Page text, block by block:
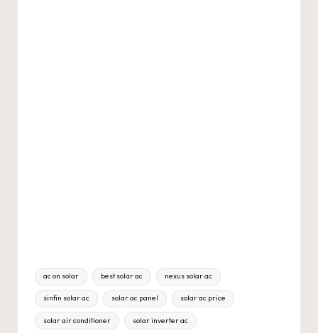
Tags:
ac on solar best solar ac nexus solar ac
sinfin solar ac solar ac panel solar ac price
solar air conditioner solar inverter ac